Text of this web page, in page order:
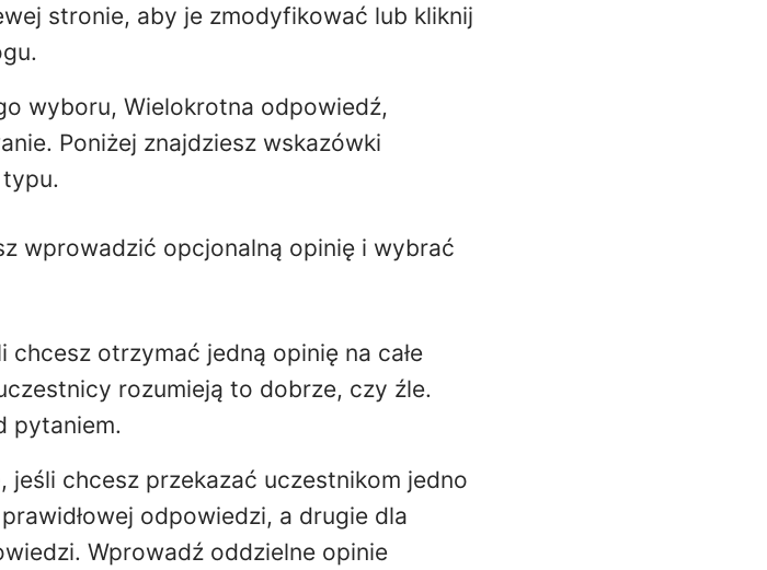
stronie, aby je zmodyfikować lub kliknij
wyboru, Wielokrotna odpowiedź,
Poniżej znajdziesz wskazówki
wprowadzić opcjonalną opinię i wybrać
chcesz otrzymać jedną opinię na całe
rozumieją to dobrze, czy źle.
pytaniem.
, jeśli chcesz przekazać uczestnikom jedno
odpowiedzi, a drugie dla
Wprowadź oddzielne opinie